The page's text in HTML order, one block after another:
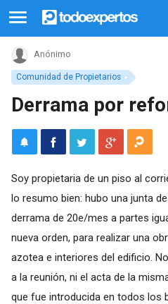
Comunidad de Propietarios
Anónimo
Derrama por
Soy propietaria de un piso al
lo resumo bien: hubo una junta
derrama de 20e/mes a partes
nueva orden, para realizar una
azotea e interiores del edificio.
a la reunión, ni el acta de la
que fue introducida en todos los